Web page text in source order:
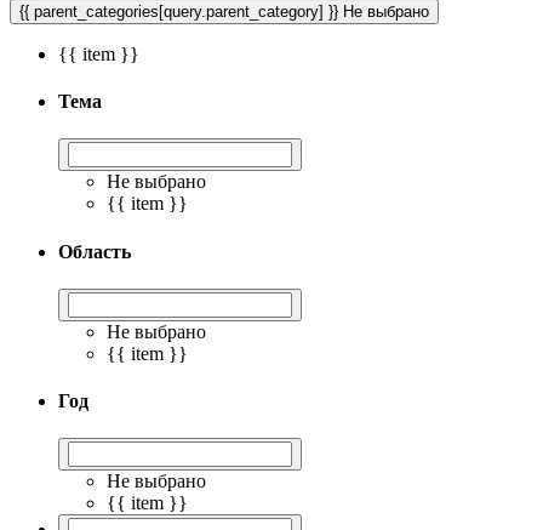
{{ parent_categories[query.parent_category] }} Не выбрано
{{ item }}
Тема
Не выбрано
{{ item }}
Область
Не выбрано
{{ item }}
Год
Не выбрано
{{ item }}